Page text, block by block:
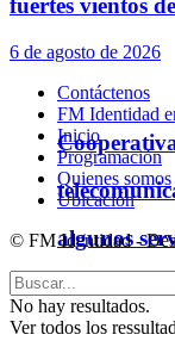
algunos
fuertes vientos
6 de agosto de 2026
Contáctenos
FM Identidad
Inicio
Programación
Quienes somos
Ubicación
© FM Identidad -
No hay resultados.
Ver todos los